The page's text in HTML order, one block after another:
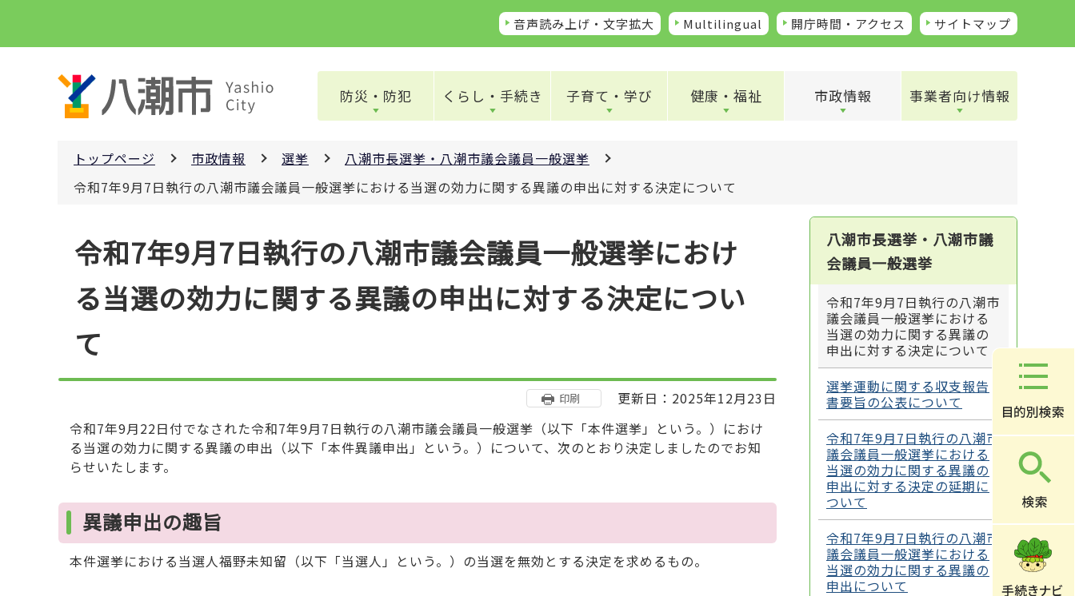
ペ
音声読み上げ・文字拡大 Multilingual 開庁時間・アクセス サイトマップ
防災・防犯 くらし・手続き 子育て・学び 健康・福祉 市政情報 事業者向け情報
トップページ 市政情報 選挙
八潮市長選挙・八潮市議会議員一般選挙
令和7年9月7日執行の八潮市議会議員一般選挙における当選の効力に関する異議の申出に対する決定について
令和7年9月7日執行の八潮市議会議員一般選挙におけ
る当選の効力に関する異議の申出に対する決定につい
て
印刷
更新日：2025年12月23日
令和7年9月22日付でなされた令和7年9月7日執行の八潮市議会議員一般選挙（以下「本件選挙」という。）におけ
る当選の効力に関する異議の申出（以下「本件異議申出」という。）について、次のとおり決定しましたのでお知
らせいたします。
異議申出の趣旨
本件選挙における当選人福野未知留（以下「当選人」という。）の当選を無効とする決定を求めるもの。
八潮市長選挙・八潮市議
会議員一般選挙
令和7年9月7日執行の八潮市
議会議員一般選挙における
当選の効力に関する異議の
申出に対する決定について
選挙運動に関する収支報告
書要旨の公表について
令和7年9月7日執行の八潮市
議会議員一般選挙における
当選の効力に関する異議の
申出に対する決定の延期に
ついて
令和7年9月7日執行の八潮市
議会議員一般選挙における
当選の効力に関する異議の
申出について